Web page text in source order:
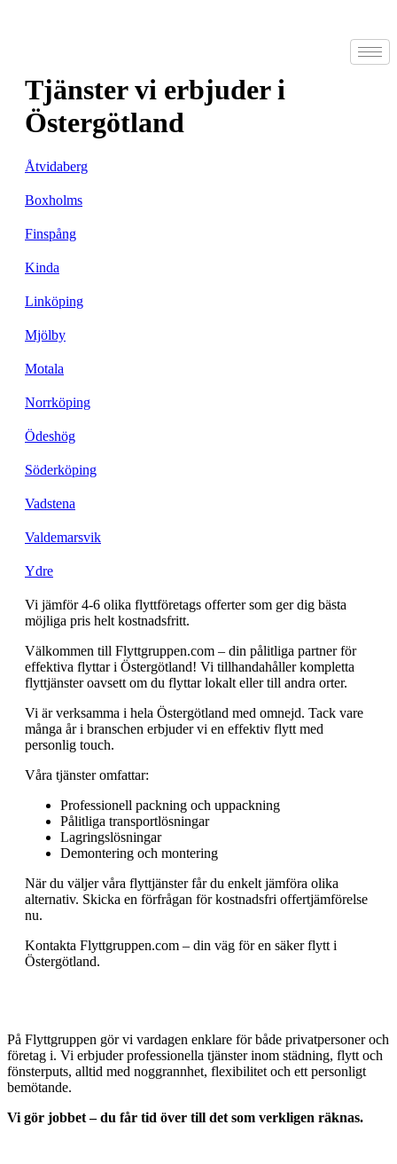
Tjänster vi erbjuder i
Östergötland
Åtvidaberg
Boxholms
Finspång
Kinda
Linköping
Mjölby
Motala
Norrköping
Ödeshög
Söderköping
Vadstena
Valdemarsvik
Ydre
Vi jämför 4-6 olika flyttföretags offerter som ger dig bästa
möjliga pris helt kostnadsfritt.
Välkommen till Flyttgruppen.com – din pålitliga partner för
effektiva flyttar i Östergötland! Vi tillhandahåller kompletta
flyttjänster oavsett om du flyttar lokalt eller till andra orter.
Vi är verksamma i hela Östergötland med omnejd. Tack vare
många år i branschen erbjuder vi en effektiv flytt med
personlig touch.
Våra tjänster omfattar:
Professionell packning och uppackning
Pålitliga transportlösningar
Lagringslösningar
Demontering och montering
När du väljer våra flyttjänster får du enkelt jämföra olika
alternativ. Skicka en förfrågan för kostnadsfri offertjämförelse
nu.
Kontakta Flyttgruppen.com – din väg för en säker flytt i
Östergötland.
På Flyttgruppen gör vi vardagen enklare för både privatpersoner och
företag i. Vi erbjuder professionella tjänster inom städning, flytt och
fönsterputs, alltid med noggrannhet, flexibilitet och ett personligt
bemötande.
Vi gör jobbet – du får tid över till det som verkligen räknas.